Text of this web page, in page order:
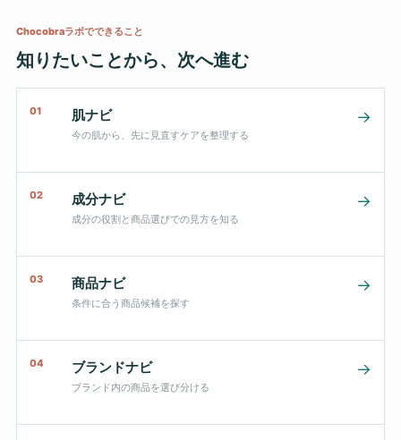
Chocobraラボでできること
知りたいことから、次へ進む
01 肌ナビ
今の肌から、先に見直すケアを整理する
→
02 成分ナビ
成分の役割と商品選びでの見方を知る
→
03 商品ナビ
条件に合う商品候補を探す
→
04 ブランドナビ
ブランド内の商品を選び分ける
→